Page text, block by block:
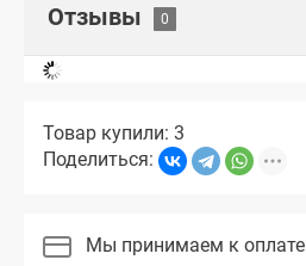
Отзывы
Товар купили: 3
Поделиться:
Мы принимаем к оплате